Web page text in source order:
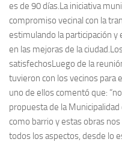
es de 90 días.La iniciativa
compromiso vecinal con la
estimulando la participación y
en las mejoras de la
satisfechosLuego de la
tuvieron con los vecinos para
uno de ellos comentó que:
propuesta de la
como barrio y estas obras
todos los aspectos, desde lo